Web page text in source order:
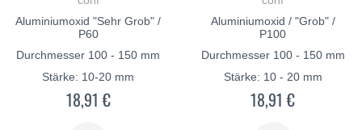
Aluminiumoxid "Sehr Grob" /
P60
Durchmesser 100 - 150 mm
Stärke: 10-20 mm
18,91 €
Aluminiumoxid / "Grob" /
P100
Durchmesser 100 - 150 mm
Stärke: 10 - 20 mm
18,91 €